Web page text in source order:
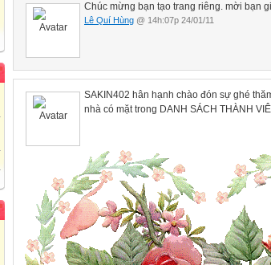
Chúc mừng bạn tạo trang riêng. mời bạn
Lê Quí Hùng @ 14h:07p 24/01/11
SAKIN402 hân hạnh chào đón sự ghé
nhà có mặt trong DANH SÁCH THÀNH